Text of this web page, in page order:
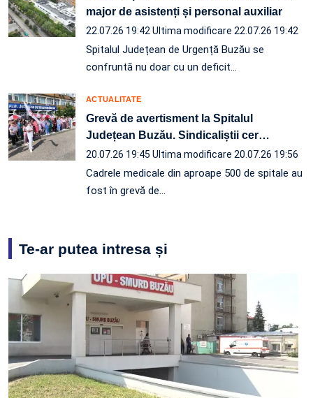
major de asistenți și personal auxiliar
22.07.26 19:42 Ultima modificare 22.07.26 19:42
Spitalul Județean de Urgență Buzău se
confruntă nu doar cu un deficit…
ACTUALITATE
Grevă de avertisment la Spitalul
Județean Buzău. Sindicaliștii cer…
20.07.26 19:45 Ultima modificare 20.07.26 19:56
Cadrele medicale din aproape 500 de spitale au
fost în grevă de…
Te-ar putea intresa și